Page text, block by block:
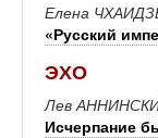
Елена
«Русский
ЭХО
Лев
Исчерпание